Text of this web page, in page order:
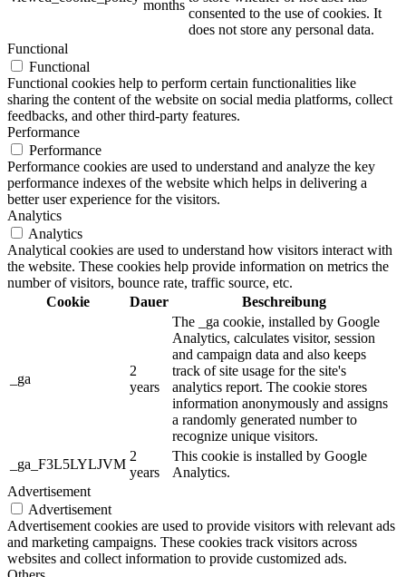
months
consented to the use of cookies. It
does not store any personal data.
Functional
Functional
Functional cookies help to perform certain functionalities like
sharing the content of the website on social media platforms, collect
feedbacks, and other third-party features.
Performance
Performance
Performance cookies are used to understand and analyze the key
performance indexes of the website which helps in delivering a
better user experience for the visitors.
Analytics
Analytics
Analytical cookies are used to understand how visitors interact with
the website. These cookies help provide information on metrics the
number of visitors, bounce rate, traffic source, etc.
Cookie
Dauer Beschreibung
_ga
2
years
The _ga cookie, installed by Google
Analytics, calculates visitor, session
and campaign data and also keeps
track of site usage for the site's
analytics report. The cookie stores
information anonymously and assigns
a randomly generated number to
recognize unique visitors.
_ga_F3L5LYLJVM
2
years
This cookie is installed by Google
Analytics.
Advertisement
Advertisement
Advertisement cookies are used to provide visitors with relevant ads
and marketing campaigns. These cookies track visitors across
websites and collect information to provide customized ads.